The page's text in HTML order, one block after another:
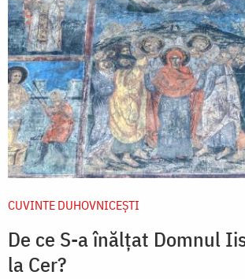
CUVINTE DUHOVNICEȘTI
De ce S-a înălțat Domnul
la Cer?